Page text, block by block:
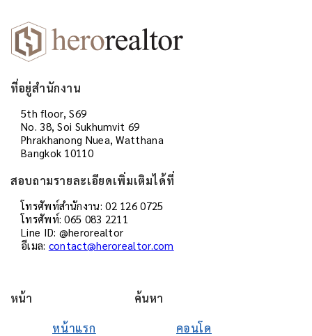
ที่อยู่สำนักงาน
5th floor, S69
No. 38, Soi Sukhumvit 69
Phrakhanong Nuea, Watthana
Bangkok 10110
สอบถามรายละเอียดเพิ่มเติมได้ที่
โทรศัพท์สำนักงาน: 02 126 0725
โทรศัพท์: 065 083 2211
Line ID: @herorealtor
อีเมล: contact@herorealtor.com
หน้า
หน้าแรก
ค้นหา
คอนโด